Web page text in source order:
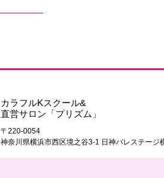
カラフルKスクール&
直営サロン「プリズム」
〒220-0054
神奈川県横浜市西区境之谷3-1 日神パレステージ